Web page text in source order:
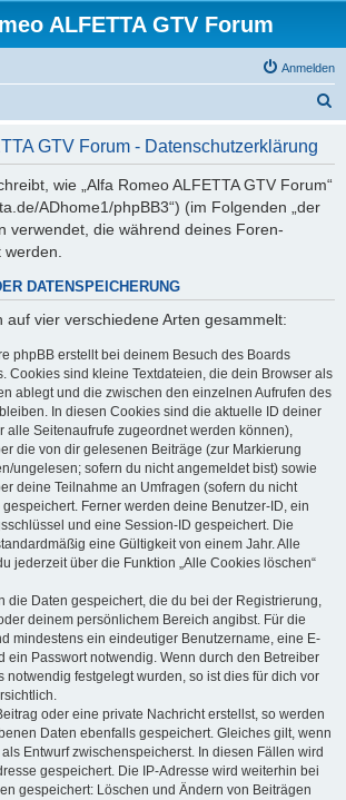
ALFETTA GTV Forum
Anmelden
GTV Forum - Datenschutzerklärung
wie „Alfa Romeo ALFETTA GTV Forum“
ADhome1/phpBB3“) (im Folgenden „der
verwendet, die während deines Foren-
DATENSPEICHERUNG
auf vier verschiedene Arten gesammelt:
phpBB erstellt bei deinem Besuch des Boards
Cookies sind kleine Textdateien, die dein Browser als
ablegt und die zwischen den einzelnen Aufrufen des
In diesen Cookies sind die aktuelle ID deiner
alle Seitenaufrufe zugeordnet werden können),
die von dir gelesenen Beiträge (zur Markierung
ungelesen; sofern du nicht angemeldet bist) sowie
deine Teilnahme an Umfragen (sofern du nicht
Ferner werden deine Benutzer-ID, ein
und eine Session-ID gespeichert. Die
eine Gültigkeit von einem Jahr. Alle
jederzeit über die Funktion „Alle Cookies löschen“
die Daten gespeichert, die du bei der Registrierung,
deinem persönlichem Bereich angibst. Für die
mindestens ein eindeutiger Benutzername, eine E-
ein Passwort notwendig. Wenn durch den Betreiber
notwendig festgelegt wurden, so ist dies für dich vor
oder eine private Nachricht erstellst, so werden
Daten ebenfalls gespeichert. Gleiches gilt, wenn
Entwurf zwischenspeicherst. In diesen Fällen wird
gespeichert. Die IP-Adresse wird weiterhin bei
gespeichert: Löschen und Ändern von Beiträgen